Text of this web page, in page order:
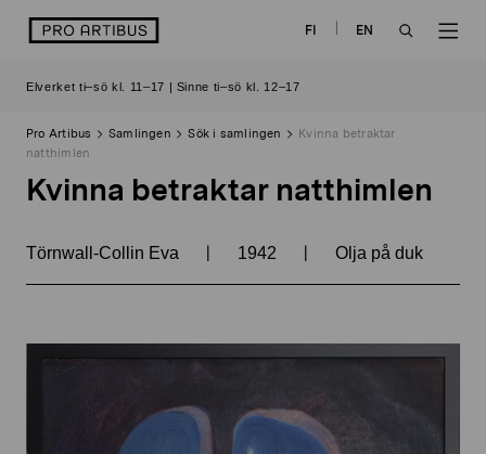
logo FI
EN
Elverket ti–sö kl. 11–17 | Sinne ti–sö kl. 12–17
Pro Artibus Samlingen Sök i samlingen
Kvinna betraktar
natthimlen
Kvinna betraktar natthimlen
Törnwall-Collin Eva | 1942 | Olja på duk